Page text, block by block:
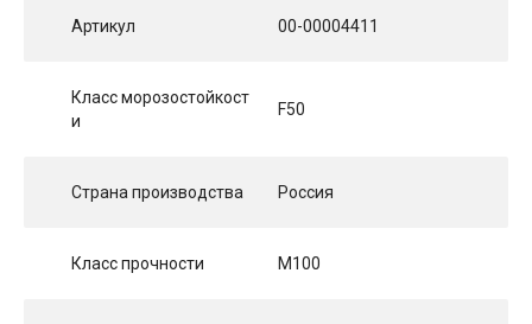
Артикул 00-00004411
Класс морозостойкост
и
F50
Страна производства Россия
Класс прочности М100